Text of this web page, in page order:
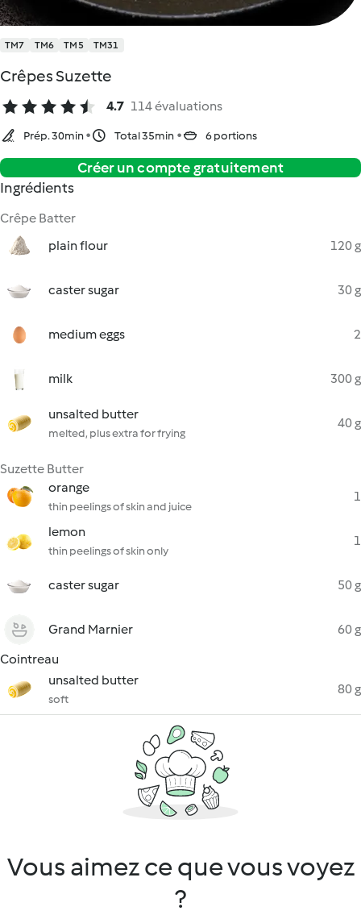
TM7 TM6 TM5 TM31
Crêpes Suzette
4.7 114 évaluations
Prép. 30min Total 35min 6 portions
Créer un compte gratuitement
Ingrédients
Crêpe Batter
plain flour
120 g
caster sugar 30 g
medium eggs 2
milk 300 g
unsalted butter
melted, plus extra for frying
40 g
Suzette Butter
orange
thin peelings of skin and juice
1
lemon
thin peelings of skin only
1
caster sugar 50 g
Grand Marnier
60 g
Cointreau
unsalted butter
soft
80 g
Vous aimez ce que vous voyez
?